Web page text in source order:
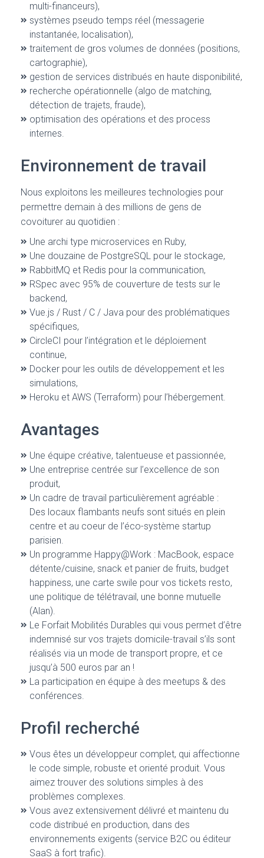
multi-financeurs),
systèmes pseudo temps réel (messagerie
instantanée, localisation),
traitement de gros volumes de données (positions,
cartographie),
gestion de services distribués en haute disponibilité,
recherche opérationnelle (algo de matching,
détection de trajets, fraude),
optimisation des opérations et des process
internes.
Environnement de travail
Nous exploitons les meilleures technologies pour
permettre demain à des millions de gens de
covoiturer au quotidien :
Une archi type microservices en Ruby,
Une douzaine de PostgreSQL pour le stockage,
RabbitMQ et Redis pour la communication,
RSpec avec 95% de couverture de tests sur le
backend,
Vue.js / Rust / C / Java pour des problématiques
spécifiques,
CircleCI pour l’intégration et le déploiement
continue,
Docker pour les outils de développement et les
simulations,
Heroku et AWS (Terraform) pour l’hébergement.
Avantages
Une équipe créative, talentueuse et passionnée,
Une entreprise centrée sur l’excellence de son
produit,
Un cadre de travail particulièrement agréable :
Des locaux flambants neufs sont situés en plein
centre et au coeur de l’éco-système startup
parisien.
Un programme Happy@Work : MacBook, espace
détente/cuisine, snack et panier de fruits, budget
happiness, une carte swile pour vos tickets resto,
une politique de télétravail, une bonne mutuelle
(Alan).
Le Forfait Mobilités Durables qui vous permet d’être
indemnisé sur vos trajets domicile-travail s’ils sont
réalisés via un mode de transport propre, et ce
jusqu’à 500 euros par an !
La participation en équipe à des meetups & des
conférences.
Profil recherché
Vous êtes un développeur complet, qui affectionne
le code simple, robuste et orienté produit. Vous
aimez trouver des solutions simples à des
problèmes complexes.
Vous avez extensivement délivré et maintenu du
code distribué en production, dans des
environnements exigents (service B2C ou éditeur
SaaS à fort trafic).